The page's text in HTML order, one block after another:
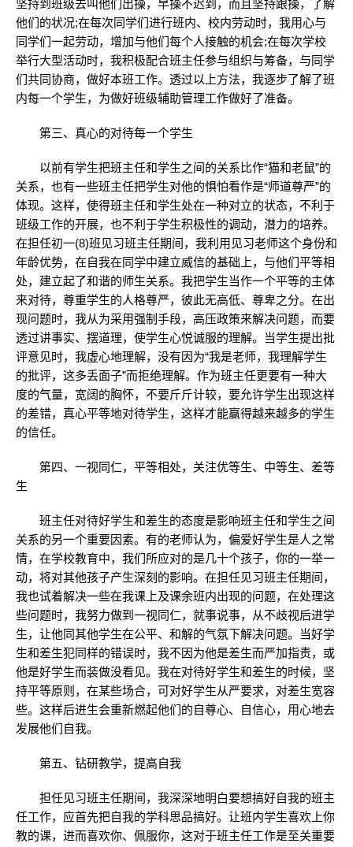
坚持到班级去叫他们出操，早操不迟到，而且坚持跟操，了解
他们的状况;在每次同学们进行班内、校内劳动时，我用心与
同学们一起劳动，增加与他们每个人接触的机会;在每次学校
举行大型活动时，我积极配合班主任参与组织与筹备，与同学
们共同协商，做好本班工作。透过以上方法，我逐步了解了班
内每一个学生，为做好班级辅助管理工作做好了准备。
第三、真心的对待每一个学生
以前有学生把班主任和学生之间的关系比作“猫和老鼠”的
关系，也有一些班主任把学生对他的惧怕看作是“师道尊严”的
体现。这样，使得班主任和学生处在一种对立的状态，不利于
班级工作的开展，也不利于学生积极性的调动，潜力的培养。
在担任初一(8)班见习班主任期间，我利用见习老师这个身份和
年龄优势，在自我在同学中建立威信的基础上，与他们平等相
处，建立起了和谐的师生关系。我把学生当作一个平等的主体
来对待，尊重学生的人格尊严，彼此无高低、尊卑之分。在出
现问题时，我从为采用强制手段，高压政策来解决问题，而要
透过讲事实、摆道理，使学生心悦诚服的理解。当学生提出批
评意见时，我虚心地理解，没有因为“我是老师，我理解学生
的批评，这多丢面子”而拒绝理解。作为班主任更要有一种大
度的气量，宽阔的胸怀，不要斤斤计较，要允许学生出现这样
的差错，真心平等地对待学生，这样才能赢得越来越多的学生
的信任。
第四、一视同仁，平等相处，关注优等生、中等生、差等
生
班主任对待好学生和差生的态度是影响班主任和学生之间
关系的另一个重要因素。有的老师认为，偏爱好学生是人之常
情，在学校教育中，我们所应对的是几十个孩子，你的一举一
动，将对其他孩子产生深刻的影响。在担任见习班主任期间，
我也试着解决一些在我课上及课余班内出现的问题，在处理这
些问题时，我努力做到一视同仁，就事说事，从不歧视后进学
生，让他同其他学生在公平、和解的气氛下解决问题。当好学
生和差生犯同样的错误时，我不因为他是差生而严加指责，或
他是好学生而装做没看见。我在对待好学生和差生的时候，坚
持平等原则，在某些场合，可对好学生从严要求，对差生宽容
些。这样后进生会重新燃起他们的自尊心、自信心，用心地去
发展他们自我。
第五、钻研教学，提高自我
担任见习班主任期间，我深深地明白要想搞好自我的班主
任工作，应首先把自我的学科思品搞好。让班内学生喜欢上你
教的课，进而喜欢你、佩服你，这对于班主任工作是至关重要